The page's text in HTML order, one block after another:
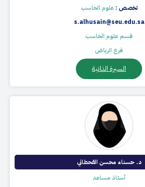
تخصص :علوم الحاسب​
s.alhusain@seu.edu.sa
قسم علوم الحاسب
فرع الرياض
السيرة الذاتية
د. حسناء محسن القحطاني​
أستاذ مساعد